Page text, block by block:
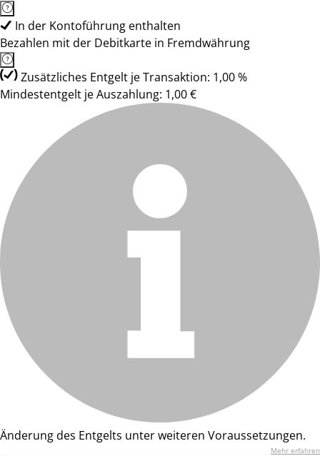
In der Kontoführung enthalten
Bezahlen mit der Debitkarte in Fremdwährung
Zusätzliches Entgelt je Transaktion: 1,00 %
Mindestentgelt je Auszahlung: 1,00 €
Änderung des Entgelts unter weiteren Voraussetzungen.
Mehr erfahren